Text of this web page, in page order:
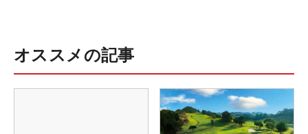
オススメの記事